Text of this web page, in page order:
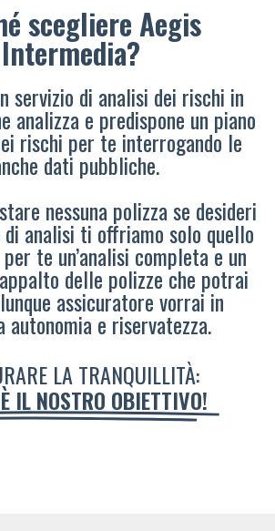
scegliere Aegis
Intermedia?
servizio di analisi dei rischi in
analizza e predispone un piano
rischi per te interrogando le
dati pubbliche.
nessuna polizza se desideri
analisi ti offriamo solo quello
te un’analisi completa e un
delle polizze che potrai
assicuratore vorrai in
autonomia e riservatezza.
LA TRANQUILLITÀ:
IL NOSTRO OBIETTIVO!